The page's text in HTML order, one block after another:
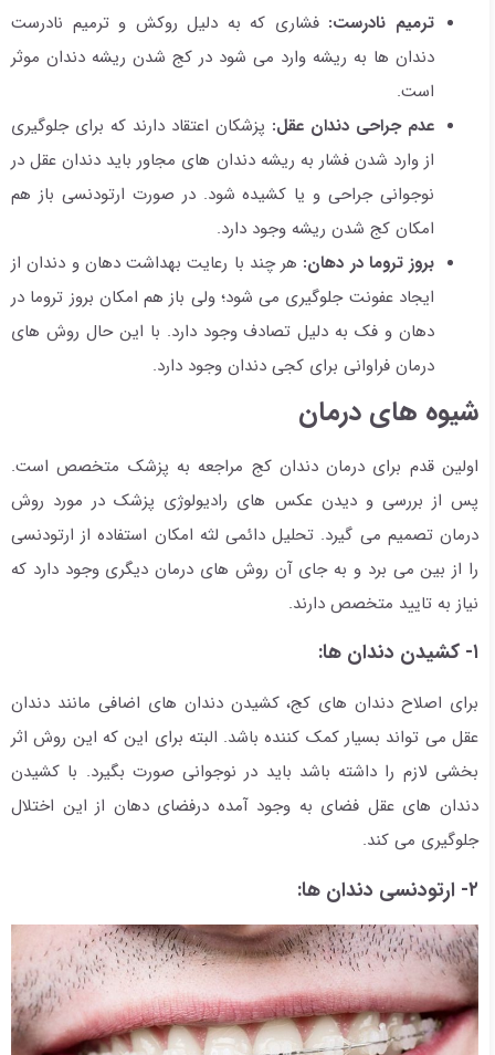
ترمیم نادرست:فشاری که به دلیل روکش و ترمیم نادرست
دندان ها به ریشه وارد می شود در کج شدن ریشه دندان موثر
است.
عدم جراحی دندان عقل: پزشکان اعتقاد دارند که برای جلوگیری
از وارد شدن فشار به ریشه دندان های مجاور باید دندان عقل در
نوجوانی جراحی و یا کشیده شود. در صورت ارتودنسی باز هم
امکان کج شدن ریشه وجود دارد.
بروز تروما در دهان: هر چند با رعایت بهداشت دهان و دندان از
ایجاد عفونت جلوگیری می شود؛ ولی باز هم امکان بروز تروما در
دهان و فک به دلیل تصادف وجود دارد. با این حال روش های
درمان فراوانی برای کجی دندان وجود دارد.
شیوه های درمان
اولین قدم برای درمان دندان کج مراجعه به پزشک متخصص است.
پس از بررسی و دیدن عکس های رادیولوژی پزشک در مورد روش
درمان تصمیم می گیرد. تحلیل دائمی لثه امکان استفاده از ارتودنسی
را از بین می برد و به جای آن روش های درمان دیگری وجود دارد که
نیاز به تایید متخصص دارند.
۱- کشیدن دندان ها:
برای اصلاح دندان های کج، کشیدن دندان های اضافی مانند دندان
عقل می تواند بسیار کمک کننده باشد. البته برای این که این روش اثر
بخشی لازم را داشته باشد باید در نوجوانی صورت بگیرد. با کشیدن
دندان های عقل فضای به وجود آمده درفضای دهان از این اختلال
جلوگیری می کند.
۲- ارتودنسی دندان ها: